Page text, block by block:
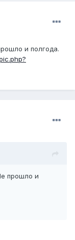
и полгода.
прошло и